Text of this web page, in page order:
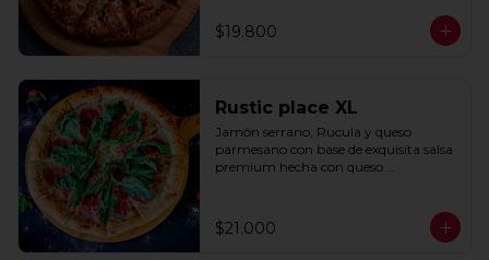
$19.800
Rustic place XL
Jamón serrano, Rucula y queso
parmesano con base de exquisita salsa
premium hecha con queso
$21.000